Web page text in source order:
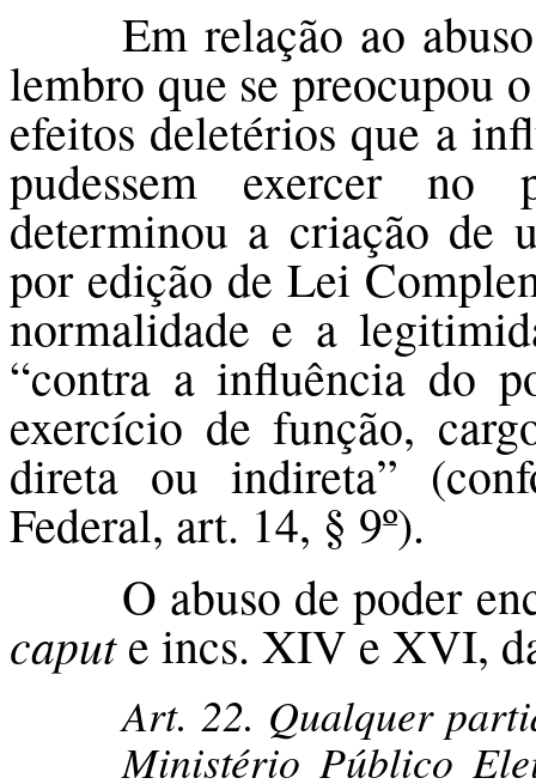
Em relação ao
lembro que se preocupou
efeitos deletérios que a
pudessem exercer no
determinou a criação de
por edição de Lei
normalidade e a
“contra a influência do
exercício de função,
direta ou indireta”
Federal, art. 14, § 9º).
O abuso de poder
capute incs. XIV e XVI,
Art. 22. Qualquer
Ministério Público